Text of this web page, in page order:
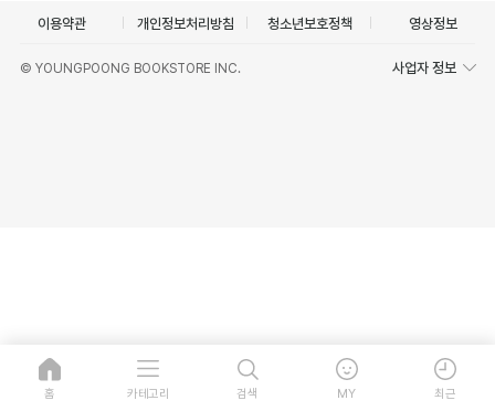
이용약관 개인정보처리방침 청소년보호정책 영상정보
© YOUNGPOONG BOOKSTORE INC. 사업자 정보
홈 카테고리 검색 MY 최근